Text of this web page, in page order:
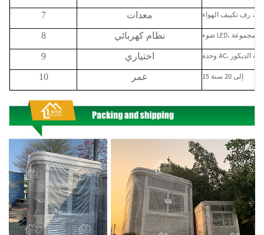
7 معدات رف تكييف الهواء
8 نظام كهربائي
9 اختياري
10 عمر 15 إلى 20 سنة